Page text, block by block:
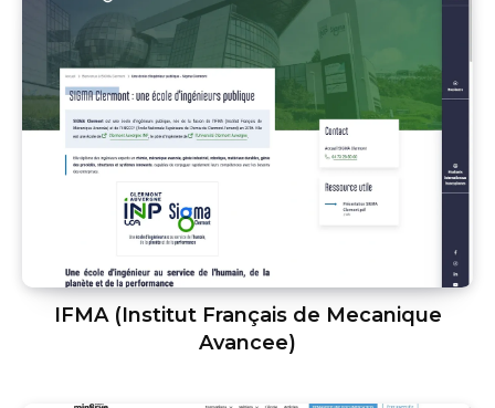
IFMA (Institut Français de Mecanique
Avancee)